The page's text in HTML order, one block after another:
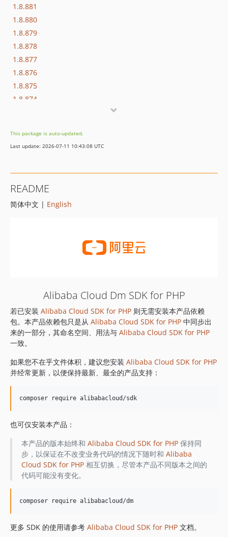
1.8.881
1.8.880
1.8.879
1.8.878
1.8.877
1.8.876
1.8.875
1.8.874
1.8.869
1.8.852
1.8.849
1.8.848
1.8.839
1.8.838
1.8.837
1.8.836
1.8.835
1.8.834
1.8.832
1.8.828
1.8.826
1.8.825
1.8.824
1.8.823
1.8.820
This package is auto-updated.
Last update: 2026-07-11 10:43:08 UTC
README
简体中文 | English
Alibaba Cloud Dm SDK for PHP
若已安装 Alibaba Cloud SDK for PHP 则无需安装本产品依赖
包。本产品依赖包只是从 Alibaba Cloud SDK for PHP 中同步出
来的一部分，其命名空间、用法与 Alibaba Cloud SDK for PHP
一致。
如果您不在乎文件体积，建议您安装 Alibaba Cloud SDK for PHP
并经常更新，以便保持最新、最全的产品支持：
也可仅安装本产品：
本产品的版本始终和 Alibaba Cloud SDK for PHP保持同
步，以保证在不改变业务代码的情况下随时和 Alibaba
Cloud SDK for PHP相互切换，尽管本产品不同版本之间的
代码可能没有变化。
更多 SDK 的使用请参考 Alibaba Cloud SDK for PHP 文档。